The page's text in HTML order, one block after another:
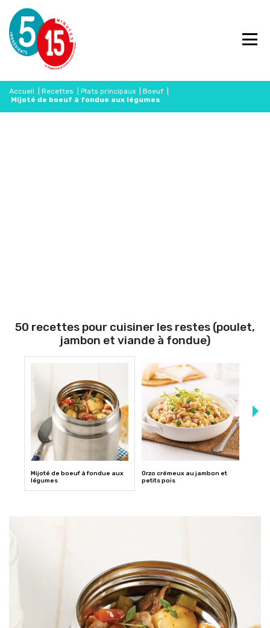
Accueil Recettes Plats principaux Boeuf
Mijoté de boeuf à fondue aux légumes
50 recettes pour cuisiner les restes (poulet,
jambon et viande à fondue)
Mijoté de boeuf à fondue aux
légumes
Orzo crémeux au jambon et
petits pois